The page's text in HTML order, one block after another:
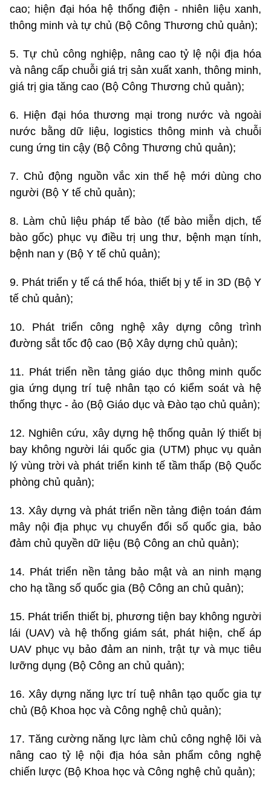
cao; hiện đại hóa hệ thống điện - nhiên liệu xanh,
thông minh và tự chủ (Bộ Công Thương chủ quản);
5. Tự chủ công nghiệp, nâng cao tỷ lệ nội địa hóa
và nâng cấp chuỗi giá trị sản xuất xanh, thông minh,
giá trị gia tăng cao (Bộ Công Thương chủ quản);
6. Hiện đại hóa thương mại trong nước và ngoài
nước bằng dữ liệu, logistics thông minh và chuỗi
cung ứng tin cậy (Bộ Công Thương chủ quản);
7. Chủ động nguồn vắc xin thế hệ mới dùng cho
người (Bộ Y tế chủ quản);
8. Làm chủ liệu pháp tế bào (tế bào miễn dịch, tế
bào gốc) phục vụ điều trị ung thư, bệnh mạn tính,
bệnh nan y (Bộ Y tế chủ quản);
9. Phát triển y tế cá thể hóa, thiết bị y tế in 3D (Bộ Y
tế chủ quản);
10. Phát triển công nghệ xây dựng công trình
đường sắt tốc độ cao (Bộ Xây dựng chủ quản);
11. Phát triển nền tảng giáo dục thông minh quốc
gia ứng dụng trí tuệ nhân tạo có kiểm soát và hệ
thống thực - ảo (Bộ Giáo dục và Đào tạo chủ quản);
12. Nghiên cứu, xây dựng hệ thống quản lý thiết bị
bay không người lái quốc gia (UTM) phục vụ quản
lý vùng trời và phát triển kinh tế tầm thấp (Bộ Quốc
phòng chủ quản);
13. Xây dựng và phát triển nền tảng điện toán đám
mây nội địa phục vụ chuyển đổi số quốc gia, bảo
đảm chủ quyền dữ liệu (Bộ Công an chủ quản);
14. Phát triển nền tảng bảo mật và an ninh mạng
cho hạ tầng số quốc gia (Bộ Công an chủ quản);
15. Phát triển thiết bị, phương tiện bay không người
lái (UAV) và hệ thống giám sát, phát hiện, chế áp
UAV phục vụ bảo đảm an ninh, trật tự và mục tiêu
lưỡng dụng (Bộ Công an chủ quản);
16. Xây dựng năng lực trí tuệ nhân tạo quốc gia tự
chủ (Bộ Khoa học và Công nghệ chủ quản);
17. Tăng cường năng lực làm chủ công nghệ lõi và
nâng cao tỷ lệ nội địa hóa sản phẩm công nghệ
chiến lược (Bộ Khoa học và Công nghệ chủ quản);